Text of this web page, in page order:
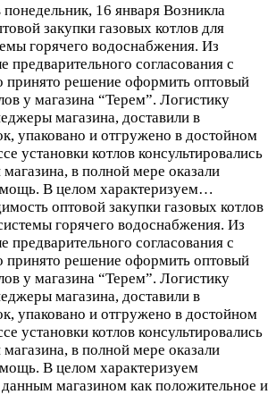
понедельник, 16 января Возникла
закупки газовых котлов для
горячего водоснабжения. Из
предварительного согласования с
решение оформить оптовый
у магазина “Терем”. Логистику
магазина, доставили в
упаковано и отгружено в достойном
установки котлов консультировались
в полной мере оказали
В целом характеризуем…
оптовой закупки газовых котлов
горячего водоснабжения. Из
предварительного согласования с
решение оформить оптовый
у магазина “Терем”. Логистику
магазина, доставили в
упаковано и отгружено в достойном
установки котлов консультировались
в полной мере оказали
В целом характеризуем
данным магазином как положительное и